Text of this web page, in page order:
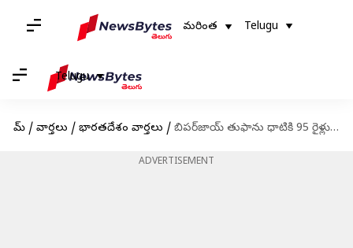
మరింత Telugu
Telugu
హోమ్ / వార్తలు / భారతదేశం వార్తలు / బిపర్‌జాయ్‌ తుఫాను ధాటికి 95 రైళ్లు రద్దు, 30 వేల మందికిపైగా పునరావాసం
ADVERTISEMENT